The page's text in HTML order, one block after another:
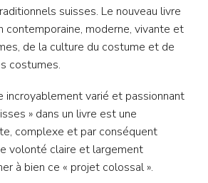
suisses. Le nouveau livre
contemporaine, moderne, vivante et
de la culture du costume et de
costumes.
incroyablement varié et passionnant
» dans un livre est une
complexe et par conséquent
volonté claire et largement
à bien ce « projet colossal ».